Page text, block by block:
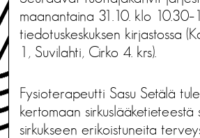
maanantaina 31.10. klo
tiedotuskeskuksen kirjastossa
1, Suvilahti, Cirko 4. krs).
Fysioterapeutti Sasu Setälä
kertomaan sirkuslääketieteestä
sirkukseen erikoistuneita